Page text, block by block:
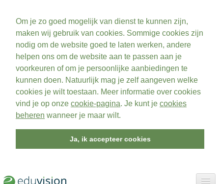
Om je zo goed mogelijk van dienst te kunnen zijn,
maken wij gebruik van cookies. Sommige cookies zijn
nodig om de website goed te laten werken, andere
helpen ons om de website aan te passen aan je
voorkeuren of om je persoonlijke aanbiedingen te
kunnen doen. Natuurlijk mag je zelf aangeven welke
cookies je wilt toestaan. Meer informatie over cookies
vind je op onze cookie-pagina. Je kunt je cookies
beheren wanneer je maar wilt.
Ja, ik accepteer cookies